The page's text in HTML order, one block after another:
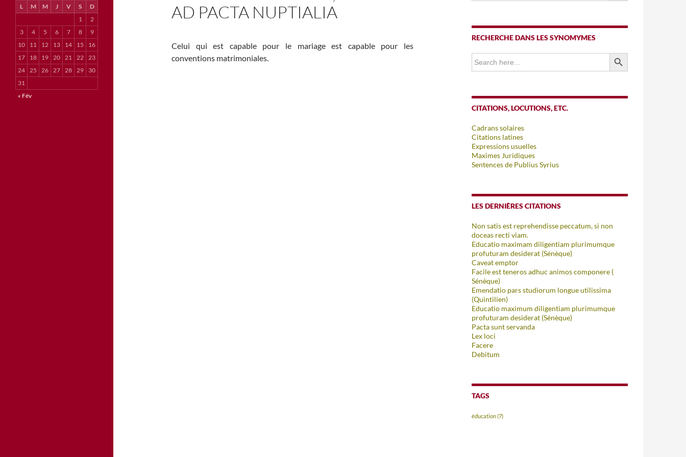
AD PACTA NUPTIALIA
Celui qui est capable pour le mariage est capable pour les
conventions matrimoniales.
RECHERCHE DANS LES SYNOMYMES
Search
for:
SEARCH BUTTON
CITATIONS, LOCUTIONS, ETC.
Cadrans solaires
Citations latines
Expressions usuelles
Maximes Juridiques
Sentences de Publius Syrius
LES DERNIÈRES CITATIONS
Non satis est reprehendisse peccatum, si non
doceas recti viam.
Educatio maximam diligentiam plurimumque
profuturam desiderat (Sénèque)
Caveat emptor
Facile est teneros adhuc animos componere (
Sénèque)
Emendatio pars studiorum longue utilissima
(Quintilien)
Educatio maximum diligentiam plurimumque
profuturam desiderat (Sénèque)
Pacta sunt servanda
Lex loci
Facere
Debitum
TAGS
éducation(7)
L M M J V S
D
1
2
3
4 5 6 7 8
9
10
11 12 13 14 15
16
17
18 19 20 21 22 23
24 25 26 27 28 29
30
31
« Fév